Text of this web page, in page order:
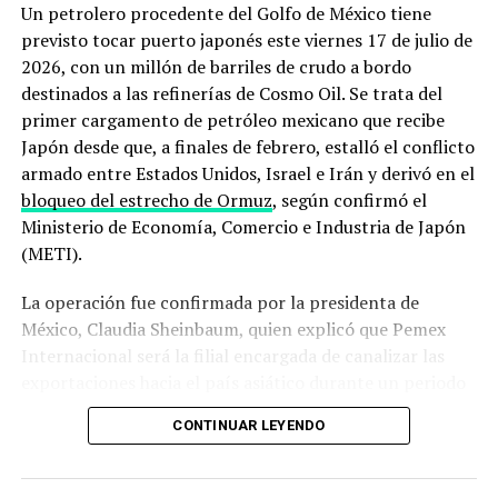
recogido en su sitio oficial, la administración
estadounidenseafirmó mantener un control naval total
sobre la zona , mientras que el Departamento de Defensa
detalló quedespliega escoltas militares para intentar
que embarcaciones comerciales puedan salir del Golfo
Pérsicopese a las hostilidades.
El derribo del dron y los ataques a
buques que encendieron las alarmas
La secuencia de incidentes de los últimos días ilustra el
deterioro acelerado de la situación. El 31 de julio, un
buque metanero cargado con gas natural licuado catarí
aguas cercanas a la entrada sur del estrecho, frente a las
costas de Omán, lo que le provocó daños severos en su
Un petrolero procedente del Golfo de México tiene
previsto tocar puerto japonés este viernes 17 de julio de
2026, con un millón de barriles de crudo a bordo
destinados a las refinerías de Cosmo Oil. Se trata del
primer cargamento de petróleo mexicano que recibe
Japón desde que, a finales de febrero, estalló el conflicto
armado entre Estados Unidos, Israel e Irán y derivó en el
bloqueo del estrecho de Ormuz, según confirmó el
Ministerio de Economía, Comercio e Industria de Japón
(METI).
La operación fue confirmada por la presidenta de
México, Claudia Sheinbaum, quien explicó que Pemex
Internacional será la filial encargada de canalizar las
que, hasta ahora, no ha sido precisado por el gobierno
mexicano.
CONTINUAR LEYENDO